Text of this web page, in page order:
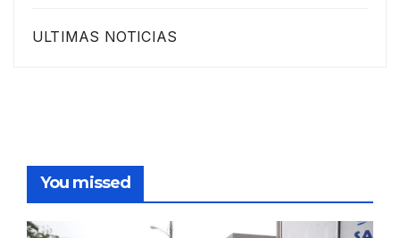
ULTIMAS NOTICIAS
You missed